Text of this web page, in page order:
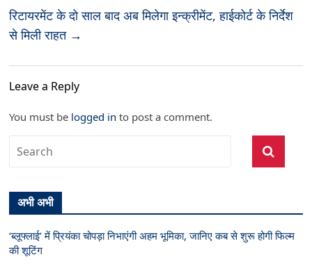
रिटायरमेंट के दो साल बाद अब मिलेगा इन्क्रीमेंट, हाईकोर्ट के निर्देश
से मिली राहत →
Leave a Reply
You must be logged in to post a comment.
अभी अभी
‘ब्लूफ्लाई’ में प्रियंका चोपड़ा निभाएंगी अहम भूमिका, जानिए कब से शुरू होगी फिल्म
की शूटिंग